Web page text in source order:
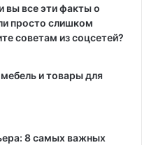
вы все эти факты о
просто слишком
советам из соцсетей?
и товары для
8 самых важных